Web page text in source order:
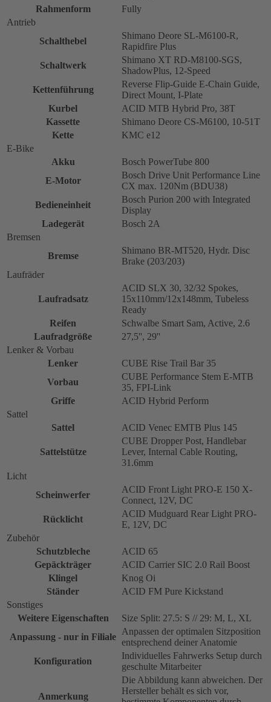
Rahmenform
Fully
Antrieb
Schalthebel
Shimano Deore SL-M6100-R,
Rapidfire Plus
Schaltwerk
Shimano XT RD-M8100-SGS,
ShadowPlus, 12-Speed
Kettenführung
Reverse Flip-Guide E-Chain Guide,
Direct Mount, I-Plate
Kurbel
ACID MTB Hybrid Pro, 38T
Kassette
Shimano Deore CS-M6100, 10-51T
Kette
KMC e12
E-Bike
Akku
Bosch PowerTube 800
E-Motor
Bosch Drive Unit Performance Line
CX max. 120Nm (BDU38)
Bedieneinheit
Bosch Purion 200 with Integrated
Display
Ladegerät
Bosch 2A
Bremsen
Bremse
Shimano BR-MT520, Hydr. Disc
Brake (203/203)
Laufräder
Laufradsatz
ACID SLX 30, 32/32 Spokes,
15x110mm/12x148mm, Tubeless
Ready
Reifen
Schwalbe Smart Sam, Active, 2.6
Laufradgröße
27,5'', 29''
Lenker & Vorbau
Lenker
CUBE Rise Trail Bar 35
Vorbau
CUBE Performance Stem E-MTB
35, FPI-Link
Griffe
ACID Hybrid Perform
Sattel
Sattel
ACID Venec EMTB Plus 145
Sattelstütze
CUBE Dropper Post, Handlebar
Lever, Internal Cable Routing,
31.6mm
Licht
Scheinwerfer
ACID Front Light PRO-E 150 X-
Connect, 12V, DC
Rücklicht
ACID Mudguard Rear Light PRO-
E, 12V, DC
Zubehör
Schutzbleche
ACID 65
Gepäckträger
ACID Carrier SIC 2.0 Rail Boost
Klingel
Knog Oi
Ständer
ACID FM Pure Kickstand
Sonstiges
Weitere Eigenschaften
Size Split: 27.5: S // 29: M, L, XL
Anpassung - nur in Filiale
Anpassen der optimalen Sitzposition
entsprechend deiner Anatomie
Konfiguration
Individuelles Fahrwerks Setup durch
geschulte Mitarbeiter
Anmerkung
Die Abbildung kann abweichen. Der
Hersteller behält es sich vor,